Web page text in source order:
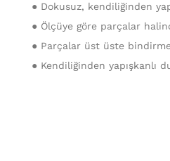
● Dokusuz, kendiliğinden
● Ölçüye göre parçalar
● Parçalar üst üste
● Kendiliğinden yapışkanlı